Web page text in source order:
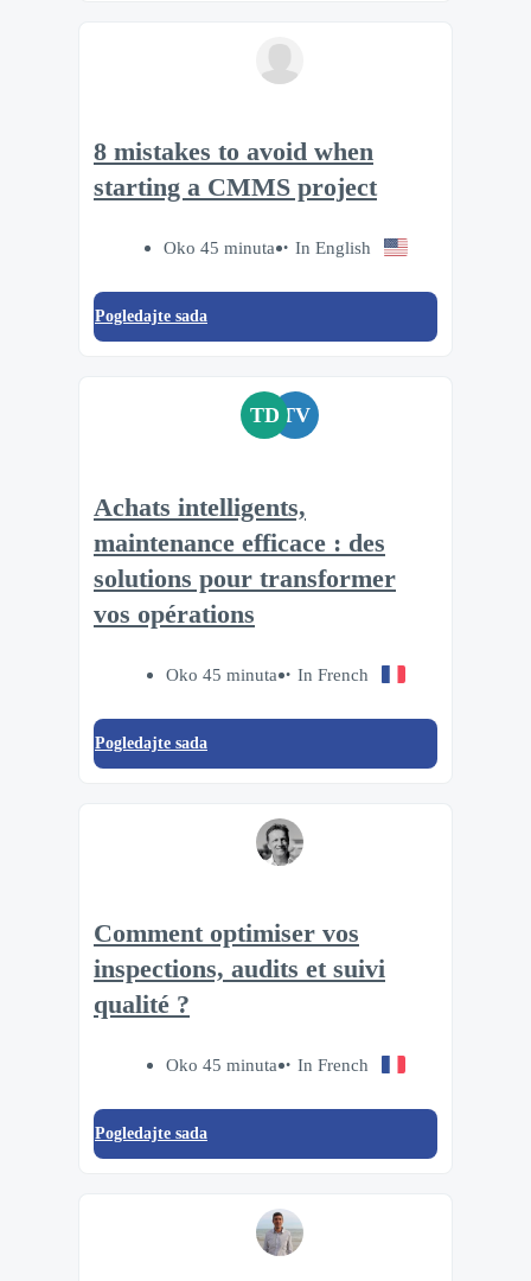
8 mistakes to avoid when
starting a CMMS project
Oko 45 minuta In English
Pogledajte sada
TD TV
Achats intelligents,
maintenance efficace : des
solutions pour transformer
vos opérations
Oko 45 minuta In French
Pogledajte sada
Comment optimiser vos
inspections, audits et suivi
qualité ?
Oko 45 minuta In French
Pogledajte sada